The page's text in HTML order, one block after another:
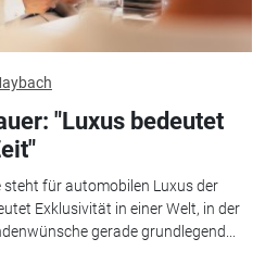
"Luxus bedeutet
steht für automobilen Luxus der
Exklusivität in einer Welt, in der
gerade grundlegend...